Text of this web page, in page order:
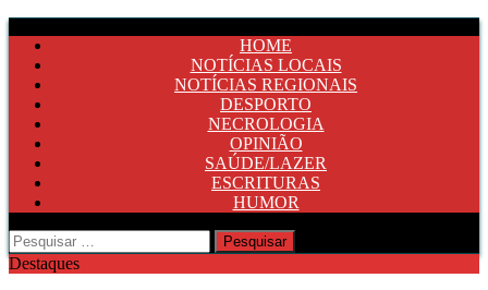
HOME
NOTÍCIAS LOCAIS
NOTÍCIAS REGIONAIS
DESPORTO
NECROLOGIA
OPINIÃO
SAÚDE/LAZER
ESCRITURAS
HUMOR
Pesquisar
por:
Destaques